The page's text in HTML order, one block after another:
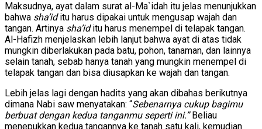
Maksudnya, ayat dalam surat al-Ma`idah itu jelas menunjukkan
bahwa sha’iditu harus dipakai untuk mengusap wajah dan
tangan. Artinya sha’iditu harus menempel di telapak tangan.
Al-Hafizh menjelaskan lebih lanjut bahwa ayat di atas tidak
mungkin diberlakukan pada batu, pohon, tanaman, dan lainnya
selain tanah, sebab hanya tanah yang mungkin menempel di
telapak tangan dan bisa diusapkan ke wajah dan tangan.
Lebih jelas lagi dengan hadits yang akan dibahas berikutnya
dimana Nabi saw menyatakan: “Sebenarnya cukup bagimu
berbuat dengan kedua tanganmu seperti ini.” Beliau
menepukkan kedua tangannya ke tanah satu kali, kemudian